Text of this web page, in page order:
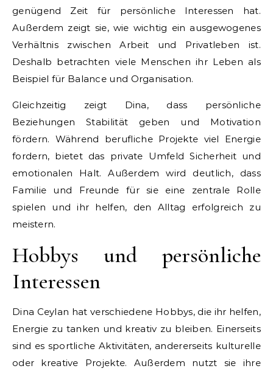
genügend Zeit für persönliche Interessen hat.
Außerdem zeigt sie, wie wichtig ein ausgewogenes
Verhältnis zwischen Arbeit und Privatleben ist.
Deshalb betrachten viele Menschen ihr Leben als
Beispiel für Balance und Organisation.
Gleichzeitig zeigt Dina, dass persönliche
Beziehungen Stabilität geben und Motivation
fördern. Während berufliche Projekte viel Energie
fordern, bietet das private Umfeld Sicherheit und
emotionalen Halt. Außerdem wird deutlich, dass
Familie und Freunde für sie eine zentrale Rolle
spielen und ihr helfen, den Alltag erfolgreich zu
meistern.
Hobbys und persönliche
Interessen
Dina Ceylan hat verschiedene Hobbys, die ihr helfen,
Energie zu tanken und kreativ zu bleiben. Einerseits
sind es sportliche Aktivitäten, andererseits kulturelle
oder kreative Projekte. Außerdem nutzt sie ihre